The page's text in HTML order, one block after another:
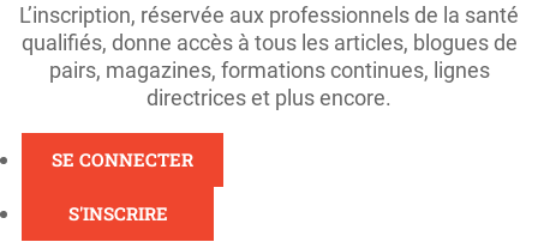
L’inscription, réservée aux professionnels de la santé
qualifiés, donne accès à tous les articles, blogues de
pairs, magazines, formations continues, lignes
directrices et plus encore.
SE CONNECTER
S'INSCRIRE